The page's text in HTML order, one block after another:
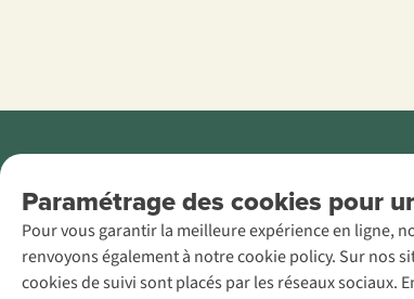
Paramétrage des cookies pour
Pour vous garantir la meilleure expérience en ligne,
renvoyons également à notre cookie policy. Sur nos
cookies de suivi sont placés par les réseaux sociaux.
AS Adventure
France SAS,
Rue du Vieux
Faubourg 14, F-